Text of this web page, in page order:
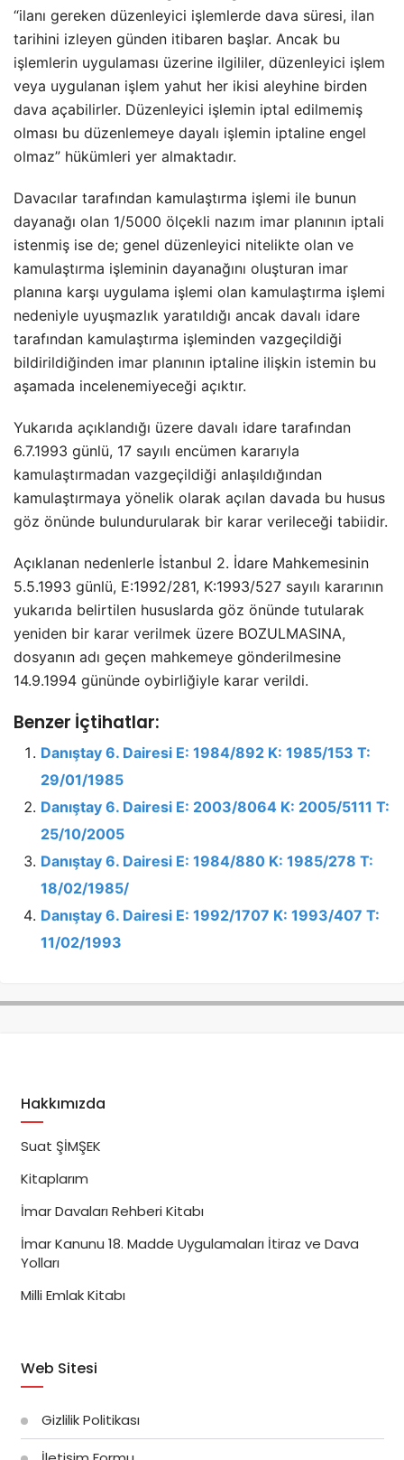
“ilanı gereken düzenleyici işlemlerde dava süresi, ilan
tarihini izleyen günden itibaren başlar. Ancak bu
işlemlerin uygulaması üzerine ilgililer, düzenleyici işlem
veya uygulanan işlem yahut her ikisi aleyhine birden
dava açabilirler. Düzenleyici işlemin iptal edilmemiş
olması bu düzenlemeye dayalı işlemin iptaline engel
olmaz” hükümleri yer almaktadır.
Davacılar tarafından kamulaştırma işlemi ile bunun
dayanağı olan 1/5000 ölçekli nazım imar planının iptali
istenmiş ise de; genel düzenleyici nitelikte olan ve
kamulaştırma işleminin dayanağını oluşturan imar
planına karşı uygulama işlemi olan kamulaştırma işlemi
nedeniyle uyuşmazlık yaratıldığı ancak davalı idare
tarafından kamulaştırma işleminden vazgeçildiği
bildirildiğinden imar planının iptaline ilişkin istemin bu
aşamada incelenemiyeceği açıktır.
Yukarıda açıklandığı üzere davalı idare tarafından
6.7.1993 günlü, 17 sayılı encümen kararıyla
kamulaştırmadan vazgeçildiği anlaşıldığından
kamulaştırmaya yönelik olarak açılan davada bu husus
göz önünde bulundurularak bir karar verileceği tabiidir.
Açıklanan nedenlerle İstanbul 2. İdare Mahkemesinin
5.5.1993 günlü, E:1992/281, K:1993/527 sayılı kararının
yukarıda belirtilen hususlarda göz önünde tutularak
yeniden bir karar verilmek üzere BOZULMASINA,
dosyanın adı geçen mahkemeye gönderilmesine
14.9.1994 gününde oybirliğiyle karar verildi.
Benzer İçtihatlar:
Danıştay 6. Dairesi E: 1984/892 K: 1985/153 T:
29/01/1985
Danıştay 6. Dairesi E: 2003/8064 K: 2005/5111 T:
25/10/2005
Danıştay 6. Dairesi E: 1984/880 K: 1985/278 T:
18/02/1985/
Danıştay 6. Dairesi E: 1992/1707 K: 1993/407 T:
11/02/1993
Hakkımızda
Suat ŞİMŞEK
Kitaplarım
İmar Davaları Rehberi Kitabı
İmar Kanunu 18. Madde Uygulamaları İtiraz ve Dava
Yolları
Milli Emlak Kitabı
Web Sitesi
Gizlilik Politikası